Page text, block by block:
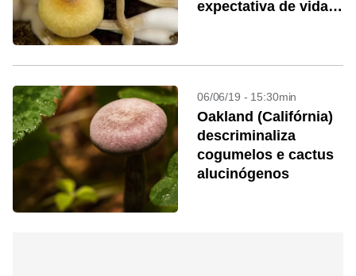
expectativa de vida?
06/06/19 - 15:30min
Oakland (Califórnia)
descriminaliza
cogumelos e cactus
alucinógenos